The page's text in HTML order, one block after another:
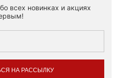
всех новинках и акциях
НА РАССЫЛКУ